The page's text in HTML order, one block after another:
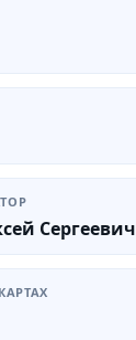
Сергеевич